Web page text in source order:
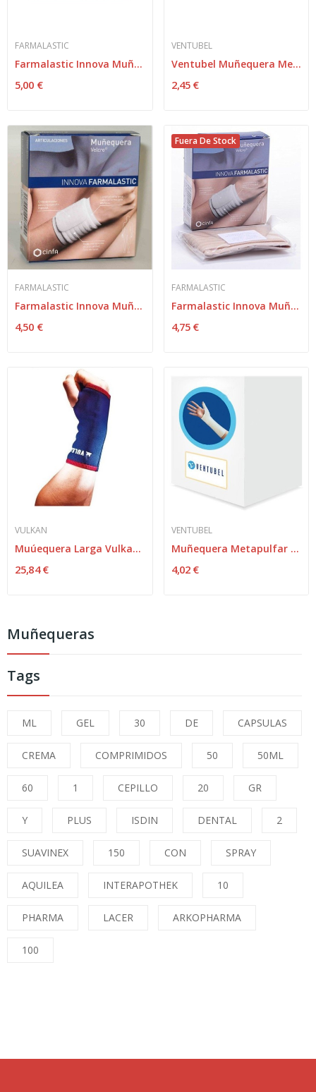
Muñequeras
Tags
ML GEL 30 DE CAPSULAS
CREMA COMPRIMIDOS 50 50ML
60 1 CEPILLO 20 GR
Y PLUS ISDIN DENTAL 2
SUAVINEX 150 CON SPRAY
AQUILEA INTERAPOTHEK 10
PHARMA LACER ARKOPHARMA
100
FARMALASTIC
Farmalastic Innova Muñequera Velcro Blanca...
5,00 €
VENTUBEL
Ventubel Muñequera Metacarpiana Talla Grande
2,45 €
FARMALASTIC
Farmalastic Innova Muñequera Velcro Beige Talla...
4,50 €
Fuera De Stock
FARMALASTIC
Farmalastic Innova Muñequera Velcro Beige Talla...
4,75 €
VULKAN
Muúequera Larga Vulkan Talla Mediana 16-19 Cm.
25,84 €
VENTUBEL
Muñequera Metapulfar Ventubel Pqña
4,02 €